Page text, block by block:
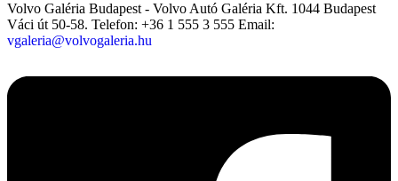
Volvo Galéria Budapest - Volvo Autó Galéria Kft. 1044 Budapest
Váci út 50-58. Telefon: +36 1 555 3 555 Email:
vgaleria@volvogaleria.hu